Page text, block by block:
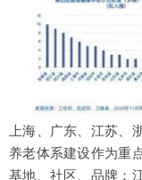
上海、广东、江苏、
养老体系建设作为重
基地、社区、品牌；